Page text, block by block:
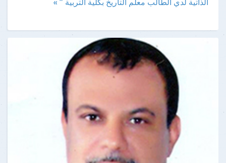
الذاتية لدي الطالب معلم التاريخ بكلية التربية " »